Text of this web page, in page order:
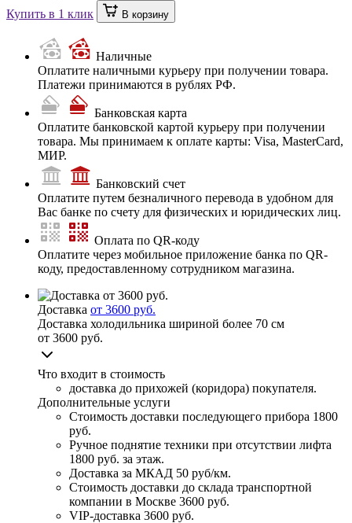
Купить в 1 клик
В корзину
Наличные
Оплатите наличными курьеру при получении товара.
Платежи принимаются в рублях РФ.
Банковская карта
Оплатите банковской картой курьеру при получении
товара. Мы принимаем к оплате карты: Visa, MasterCard,
МИР.
Банковский счет
Оплатите путем безналичного перевода в удобном для
Вас банке по счету для физических и юридических лиц.
Оплата по QR-коду
Оплатите через мобильное приложение банка по QR-
коду, предоставленному сотрудником магазина.
Доставка от 3600 руб.
Доставка холодильника шириной более 70 см
от 3600 руб.
Что входит в стоимость
доставка до прихожей (коридора) покупателя.
Дополнительные услуги
Стоимость доставки последующего прибора 1800
руб.
Ручное поднятие техники при отсутствии лифта
1800 руб. за этаж.
Доставка за МКАД 50 руб/км.
Стоимость доставки до склада транспортной
компании в Москве 3600 руб.
VIP-доставка 3600 руб.